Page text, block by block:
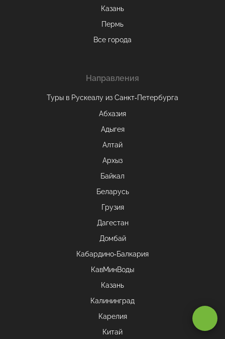
Казань
Пермь
Все города
Направления
Туры в Рускеалу из Санкт‑Петербурга
Абхазия
Адыгея
Алтай
Архыз
Байкал
Беларусь
Грузия
Дагестан
Домбай
Кабардино-Балкария
КавМинВоды
Казань
Калининград
Карелия
Китай